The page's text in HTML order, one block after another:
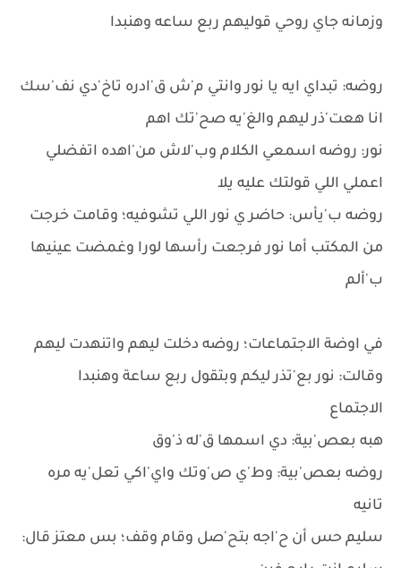
وزمانه جاي روحي قوليهم ربع ساعه وهنبدا
روضه: تبداي ايه يا نور وانتي م'ش ق'ادره تاخ'دي نف'سك
انا هعت'ذر ليهم والغ'يه صح'تك اهم
نور: روضه اسمعي الكلام وب'لاش من'اهده اتفضلي
اعملي اللي قولتك عليه يلا
روضه ب'يأس: حاضر ي نور اللي تشوفيه؛ وقامت خرجت
من المكتب أما نور فرجعت رأسها لورا وغمضت عينيها
ب'ألم
في اوضة الاجتماعات؛ روضه دخلت ليهم واتنهدت ليهم
وقالت: نور بع'تذر ليكم وبتقول ربع ساعة وهنبدا
الاجتماع
هبه بعص'بية: دي اسمها ق'له ذ'وق
روضه بعص'بية: وط'ي ص'وتك واي'اكي تعل'يه مره
تانيه
سليم حس أن ح'اجه بتح'صل وقام وقف؛ بس معتز قال: